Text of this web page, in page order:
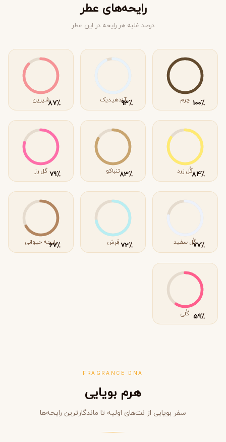
رایحه‌های عطر
درصد غلبه هر رایحه در این عطر
٪100 چرم ٪93
آلدهیدیک ٪87شیرین
٪84گُل زرد ٪83تنباکو ٪79 گل رز
٪77گُل سفید ٪72فِرِش ٪67
رایحه حیوانی
٪59 گُلی
FRAGRANCE DNA
هرم بویایی
سفر بویایی از نت‌های اولیه تا ماندگارترین رایحه‌ها